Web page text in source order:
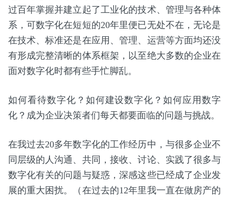
过百年掌握并建立起了工业化的技术、管理与各种体
系，可数字化在短短的20年里便已无处不在，无论是
在技术、标准还是在应用、管理、运营等方面均还没
有形成完整清晰的体系框架，以至绝大多数的企业在
面对数字化时都有些手忙脚乱。
如何看待数字化？如何建设数字化？如何应用数字
化？成为企业决策者们每天都要面临的问题与挑战。
在我过去20多年数字化的工作经历中，与很多企业不
同层级的人沟通、共同，接收、讨论、实践了很多与
数字化有关的问题与疑惑，深感这些已经成了企业发
展的重大困扰。（在过去的12年里我一直在做房产的